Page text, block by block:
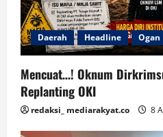
Daerah Headline
Mencuat…! Oknum
Replanting OKI
redaksi_ mediarakyat.co 8